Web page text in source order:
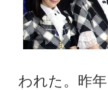
われた。昨